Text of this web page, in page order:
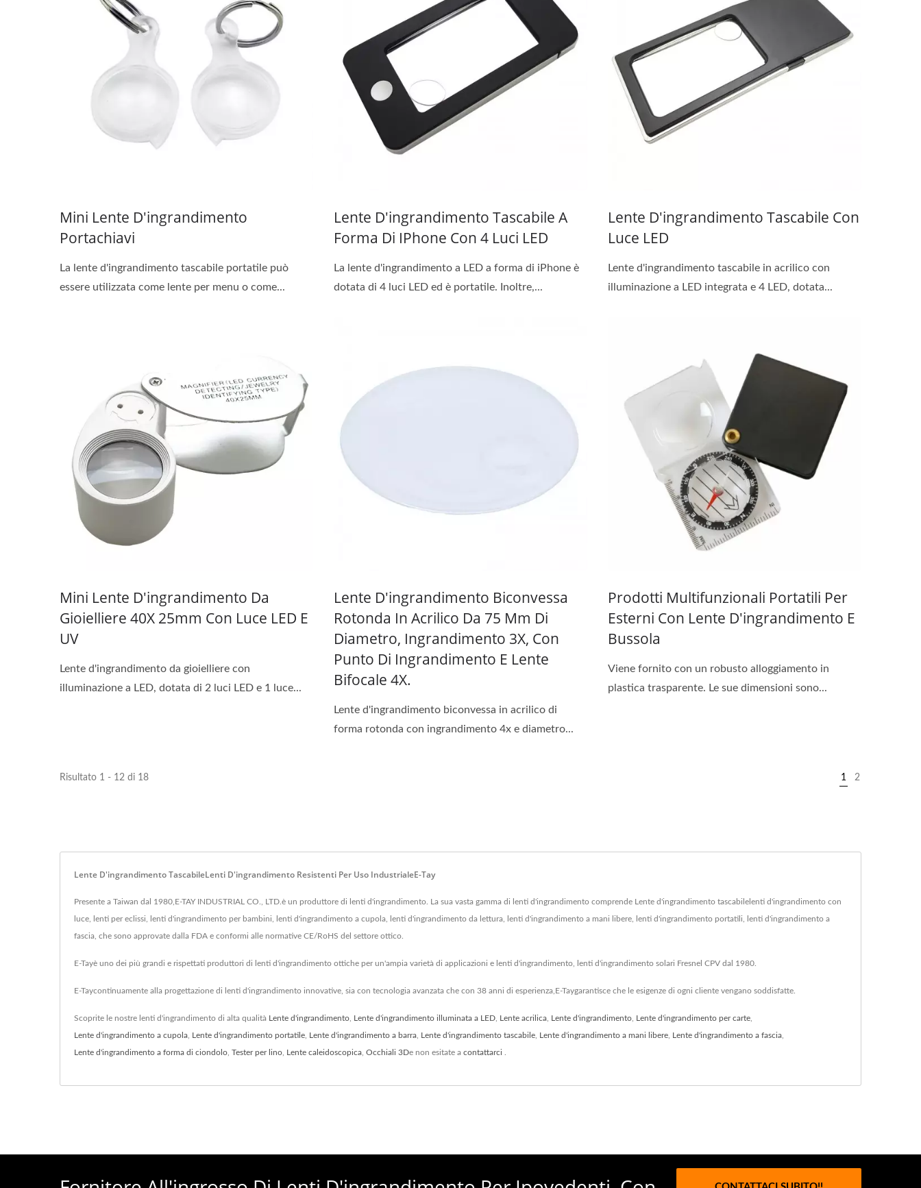
Mini Lente D'ingrandimento
Portachiavi
La lente d'ingrandimento tascabile portatile può
essere utilizzata come lente per menu o come...
Lente D'ingrandimento Tascabile A
Forma Di IPhone Con 4 Luci LED
La lente d'ingrandimento a LED a forma di iPhone è
dotata di 4 luci LED ed è portatile. Inoltre,...
Lente D'ingrandimento Tascabile Con
Luce LED
Lente d'ingrandimento tascabile in acrilico con
illuminazione a LED integrata e 4 LED, dotata...
Mini Lente D'ingrandimento Da
Gioielliere 40X 25mm Con Luce LED E
UV
Lente d'ingrandimento da gioielliere con
illuminazione a LED, dotata di 2 luci LED e 1 luce...
Lente D'ingrandimento Biconvessa
Rotonda In Acrilico Da 75 Mm Di
Diametro, Ingrandimento 3X, Con
Punto Di Ingrandimento E Lente
Bifocale 4X.
Lente d'ingrandimento biconvessa in acrilico di
forma rotonda con ingrandimento 4x e diametro...
Prodotti Multifunzionali Portatili Per
Esterni Con Lente D'ingrandimento E
Bussola
Viene fornito con un robusto alloggiamento in
plastica trasparente. Le sue dimensioni sono...
Risultato 1 - 12 di 18 1 2
Lente D'ingrandimento TascabileLenti D'ingrandimento Resistenti Per Uso IndustrialeE-Tay
Presente a Taiwan dal 1980,E-TAY INDUSTRIAL CO., LTD.è un produttore di lenti d'ingrandimento. La sua vasta gamma di lenti d'ingrandimento comprende Lente d'ingrandimento tascabilelenti d'ingrandimento con
luce, lenti per eclissi, lenti d'ingrandimento per bambini, lenti d'ingrandimento a cupola, lenti d'ingrandimento da lettura, lenti d'ingrandimento a mani libere, lenti d'ingrandimento portatili, lenti d'ingrandimento a
fascia, che sono approvate dalla FDA e conformi alle normative CE/RoHS del settore ottico.
E-Tayè uno dei più grandi e rispettati produttori di lenti d'ingrandimento ottiche per un'ampia varietà di applicazioni e lenti d'ingrandimento, lenti d'ingrandimento solari Fresnel CPV dal 1980.
E-Taycontinuamente alla progettazione di lenti d'ingrandimento innovative, sia con tecnologia avanzata che con 38 anni di esperienza,E-Taygarantisce che le esigenze di ogni cliente vengano soddisfatte.
Scoprite le nostre lenti d'ingrandimento di alta qualità Lente d'ingrandimento Lente d'ingrandimento illuminata a LED Lente acrilica Lente d'ingrandimento Lente d'ingrandimento per carte
Lente d'ingrandimento a cupola Lente d'ingrandimento portatile Lente d'ingrandimento a barra Lente d'ingrandimento tascabile Lente d'ingrandimento a mani libere Lente d'ingrandimento a fascia
Lente d'ingrandimento a forma di ciondolo Tester per lino Lente caleidoscopica Occhiali 3De non esitate a contattarci